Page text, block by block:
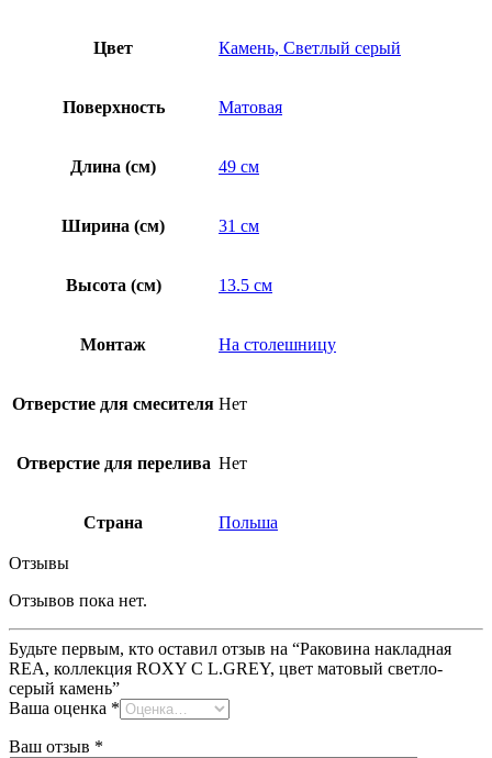
Цвет Камень, Светлый серый
Поверхность Матовая
Длина (см) 49 см
Ширина (см) 31 см
Высота (см) 13.5 см
Монтаж На столешницу
Отверстие для смесителя Нет
Отверстие для перелива Нет
Страна Польша
Отзывы
Отзывов пока нет.
Будьте первым, кто оставил отзыв на “Раковина накладная
REA, коллекция ROXY C L.GREY, цвет матовый светло-
серый камень”
Ваша оценка *
Ваш отзыв *